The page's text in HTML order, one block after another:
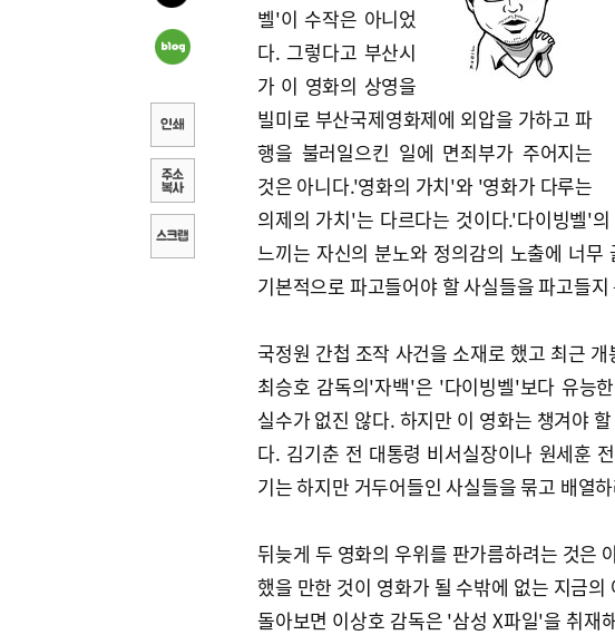
벨'이 수작은 아니었
다. 그렇다고 부산시
가 이 영화의 상영을
빌미로 부산국제영화제에 외압을 가하고 파
행을 불러일으킨 일에 면죄부가 주어지는
것은 아니다.'영화의 가치'와 '영화가 다루는
의제의 가치'는 다르다는 것이다.'다이빙벨'
느끼는 자신의 분노와 정의감의 노출에 너
기본적으로 파고들어야 할 사실들을 파고들
국정원 간첩 조작 사건을 소재로 했고 최근
최승호 감독의'자백'은 '다이빙벨'보다 유능
실수가 없진 않다. 하지만 이 영화는 챙겨야
다. 김기춘 전 대통령 비서실장이나 원세훈
기는 하지만 거두어들인 사실들을 묶고 배열
뒤늦게 두 영화의 우위를 판가름하려는 것은
했을 만한 것이 영화가 될 수밖에 없는 지금
돌아보면 이상호 감독은 '삼성 X파일'을 취재